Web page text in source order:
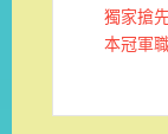
獨家搶
本冠軍